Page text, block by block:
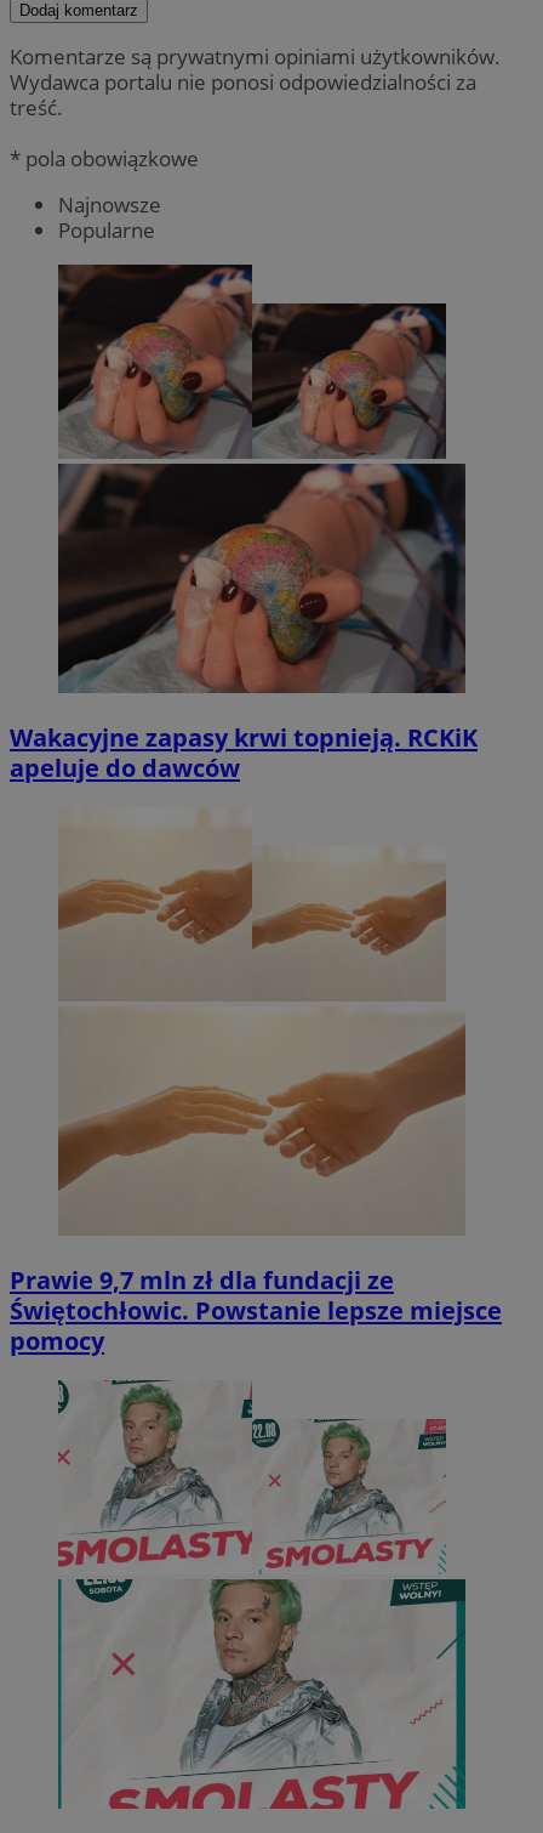
Dodaj komentarz
Komentarze są prywatnymi opiniami użytkowników.
Wydawca portalu nie ponosi odpowiedzialności za
treść.
* pola obowiązkowe
Najnowsze
Popularne
Wakacyjne zapasy krwi topnieją. RCKiK
apeluje do dawców
Prawie 9,7 mln zł dla fundacji ze
Świętochłowic. Powstanie lepsze miejsce
pomocy